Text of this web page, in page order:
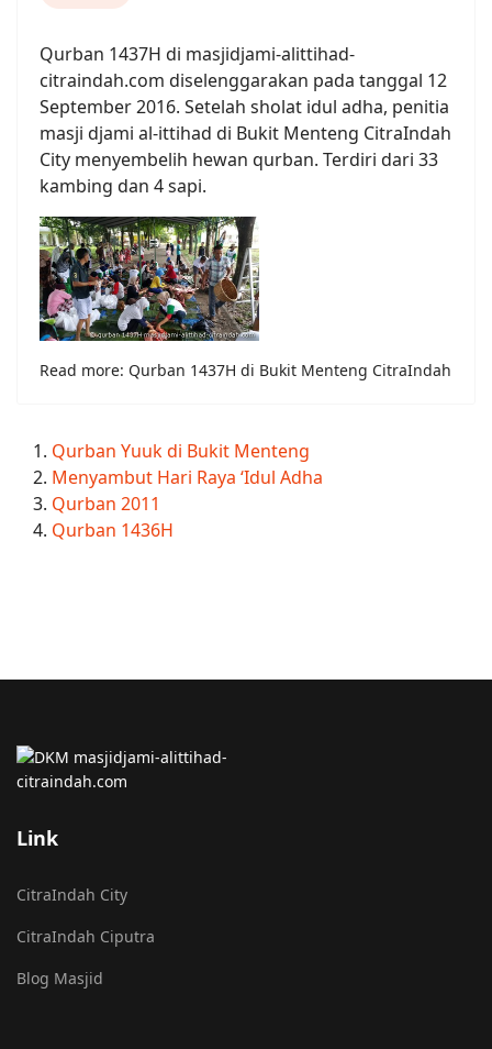
Qurban 1437H di masjidjami-alittihad-
citraindah.com diselenggarakan pada tanggal 12
September 2016. Setelah sholat idul adha, penitia
masji djami al-ittihad di Bukit Menteng CitraIndah
City menyembelih hewan qurban. Terdiri dari 33
kambing dan 4 sapi.
Read more: Qurban 1437H di Bukit Menteng CitraIndah
Qurban Yuuk di Bukit Menteng
Menyambut Hari Raya ‘Idul Adha
Qurban 2011
Qurban 1436H
Link
CitraIndah City
CitraIndah Ciputra
Blog Masjid